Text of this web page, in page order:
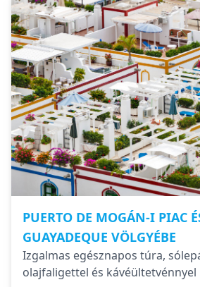
PUERTO DE MOGÁN-I PIAC
GUAYADEQUE VÖLGYÉBE
Izgalmas egésznapos túra,
olajfaligettel és kávéültetvénnyel